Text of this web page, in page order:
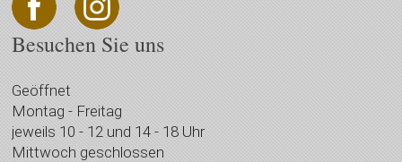
Besuchen Sie uns
Geöffnet
Montag - Freitag
jeweils 10 - 12 und 14 - 18 Uhr
Mittwoch geschlossen